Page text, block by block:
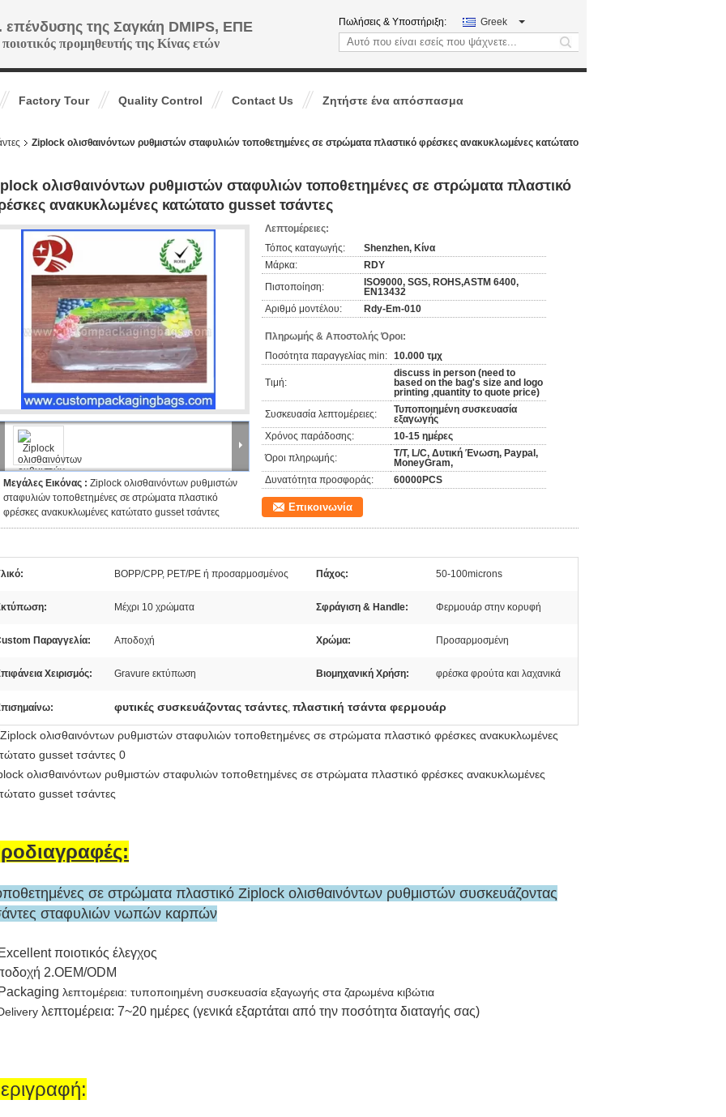
επένδυσης της Σαγκάη DMIPS, ΕΠΕ
προμηθευτής της Κίνας ετών
Πωλήσεις & Υποστήριξη: Greek
search
Factory Tour Quality Control Contact Us Ζητήστε ένα απόσπασμα
Ziplock ολισθαινόντων ρυθμιστών σταφυλιών τοποθετημένες σε στρώματα πλαστικό φρέσκες ανακυκλωμένες κατώτατο
ολισθαινόντων ρυθμιστών σταφυλιών τοποθετημένες σε στρώματα πλαστικό
ανακυκλωμένες κατώτατο gusset τσάντες
Μεγάλες Εικόνας : Ziplock ολισθαινόντων ρυθμιστών
σταφυλιών τοποθετημένες σε στρώματα πλαστικό
φρέσκες ανακυκλωμένες κατώτατο gusset τσάντες
Λεπτομέρειες:
Τόπος καταγωγής:
Shenzhen, Κίνα
Μάρκα:
RDY
Πιστοποίηση:
ISO9000, SGS, ROHS,ASTM 6400,
EN13432
Αριθμό μοντέλου:
Rdy-Em-010
Πληρωμής & Αποστολής Όροι:
Ποσότητα παραγγελίας min: 10.000 τμχ
Τιμή:
discuss in person (need to
based on the bag's size and logo
printing ,quantity to quote price)
Συσκευασία λεπτομέρειες:
Τυποποιημένη συσκευασία
εξαγωγής
Χρόνος παράδοσης:
10-15 ημέρες
Όροι πληρωμής:
T/T, L/C, Δυτική Ένωση, Paypal,
MoneyGram,
Δυνατότητα προσφοράς:
60000PCS
Επικοινωνία
BOPP/CPP, PET/PE ή προσαρμοσμένος Πάχος: 50-100microns
Μέχρι 10 χρώματα Σφράγιση & Handle: Φερμουάρ στην κορυφή
Παραγγελία: Αποδοχή Χρώμα: Προσαρμοσμένη
Χειρισμός: Gravure εκτύπωση Βιομηχανική Χρήση: φρέσκα φρούτα και λαχανικά
φυτικές συσκευάζοντας τσάντες, πλαστική τσάντα φερμουάρ
ολισθαινόντων ρυθμιστών σταφυλιών τοποθετημένες σε στρώματα πλαστικό φρέσκες ανακυκλωμένες
gusset τσάντες
σε στρώματα πλαστικό Ziplock ολισθαινόντων ρυθμιστών συσκευάζοντας
σταφυλιών νωπών καρπών
ποιοτικός έλεγχος
2.OEM/ODM
λεπτομέρεια: τυποποιημένη συσκευασία εξαγωγής στα ζαρωμένα κιβώτια
λεπτομέρεια: 7~20 ημέρες (γενικά εξαρτάται από την ποσότητα διαταγής σας)